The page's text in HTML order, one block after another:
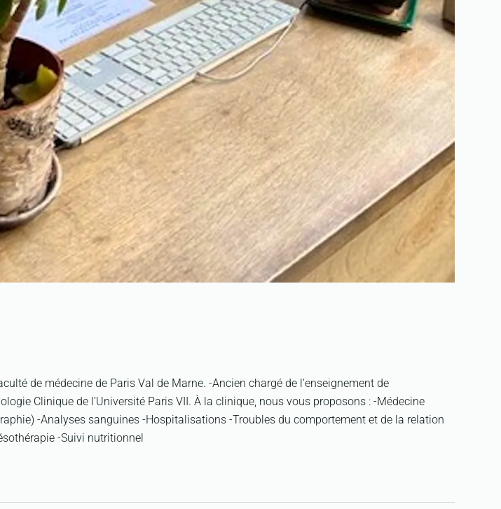
de médecine de Paris Val de Marne. -Ancien chargé de l’enseignement de
Clinique de l’Université Paris VII. À la clinique, nous vous proposons : -Médecine
-Analyses sanguines -Hospitalisations -Troubles du comportement et de la relation
-Suivi nutritionnel